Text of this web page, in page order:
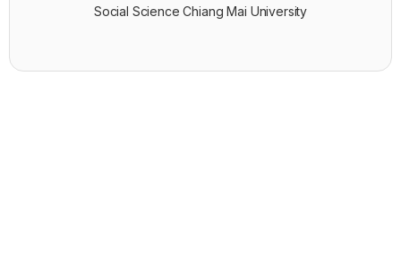
Social Science Chiang Mai University